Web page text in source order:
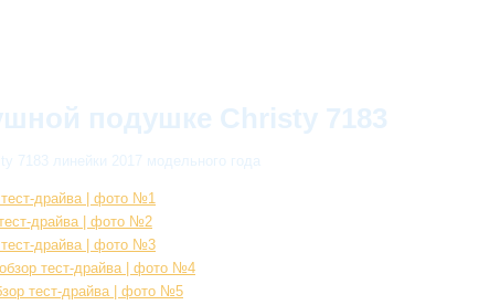
подушке Christy 7183
7183 линейки 2017 модельного года